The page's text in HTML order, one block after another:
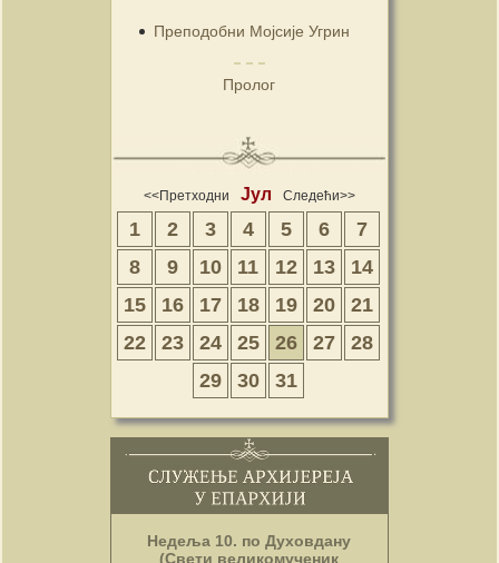
Преподобни Мојсије Угрин
Пролог
<<Претходни Јул Следећи>>
1 2 3 4 5 6
7
8
9 10 11 12 13
14
15
16 17 18 19 20
21
22
23 24 25 26 27
28
29
30 31
Недеља 10. по Духовдану
(Свети великомученик